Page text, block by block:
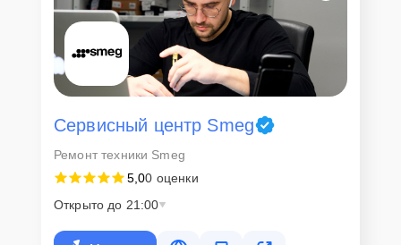
коем случае не может измениться в процессе работ. Сервис не
навязывает клиентам дополнительные услуги и не
предусматривает скрытые платежи. Рассчитать предварительную
стоимость ремонта можно с помощью нашегоКалькулятора
Скорость диагностики и
ремонта
Наша компания ценит время клиентов и понимает важность
оперативного решения любых вопросов. В среднем, ремонт
клиент сможет забрать свой гаджет в этот же день. При
Сервисный центр Smeg
Ремонт техники Smeg
5,00 оценки
Открыто до 21:00